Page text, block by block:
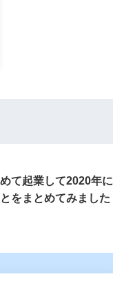
て起業して2020年に
をまとめてみました